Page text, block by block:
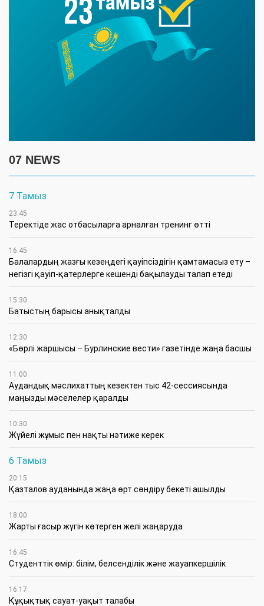
07 NEWS
7 Тамыз
23:45
​Теректіде жас отбасыларға арналған тренинг өтті
16:45
Балалардың жазғы кезеңдегі қауіпсіздігін қамтамасыз ету –
негізгі қауіп-қатерлерге кешенді бақылауды талап етеді
15:30
Батыстың барысы анықталды
12:30
«Бөрлі жаршысы – Бурлинские вести» газетінде жаңа басшы
11:00
Аудандық мәслихаттың кезектен тыс 42-сессиясында
маңызды мәселелер қаралды
10:30
Жүйелі жұмыс пен нақты нәтиже керек
6 Тамыз
20:15
Қазталов ауданында жаңа өрт сөндіру бекеті ашылды
18:00
Жарты ғасыр жүгін көтерген желі жаңаруда
16:45
Студенттік өмір: білім, белсенділік және жауапкершілік
16:17
Құқықтық сауат-уақыт талабы